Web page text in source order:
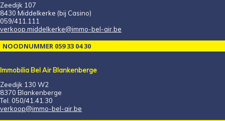
Zeedijk 107
8430 Middelkerke (bij Casino)
059/411.111
verkoop.middelkerke@immo-bel-air.be
NOODNUMMER 059 33 04 30
Immobilia Bel Air Blankenberge
Zeedijk 130 W2
8370 Blankenberge
Tel. 050/41.41.30
verkoop@immo-bel-air.be